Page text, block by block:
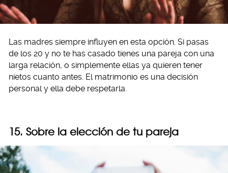
Las madres siempre influyen en esta opción. Si pasas
de los 20 y no te has casado tienes una pareja con una
larga relación, o simplemente ellas ya quieren tener
nietos cuanto antes. El matrimonio es una decisión
personal y ella debe respetarla.
15. Sobre la elección de tu pareja